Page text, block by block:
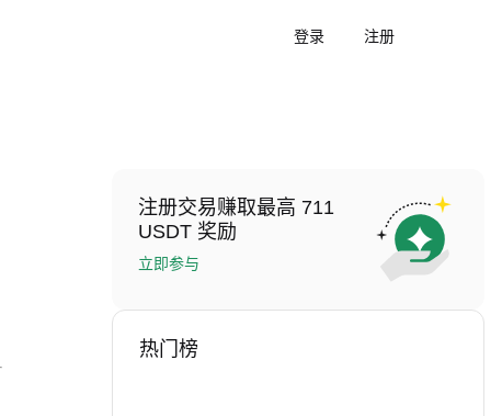
登录 注册
注册交易赚取最高 711
USDT 奖励
立即参与
热门榜